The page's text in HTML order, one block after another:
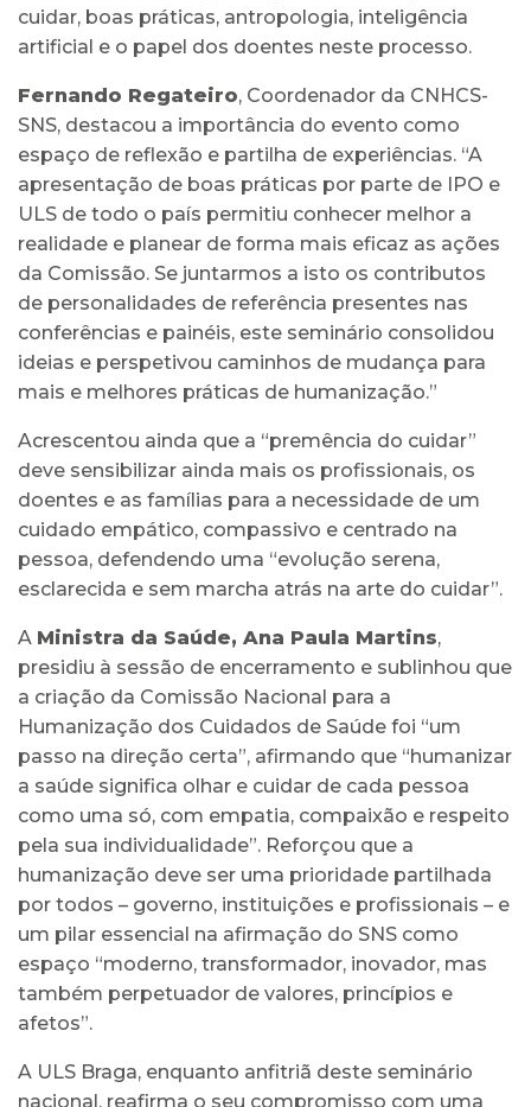
cuidar, boas práticas, antropologia, inteligência
artificial e o papel dos doentes neste processo.
Fernando Regateiro, Coordenador da CNHCS-
SNS, destacou a importância do evento como
espaço de reflexão e partilha de experiências. “A
apresentação de boas práticas por parte de IPO e
ULS de todo o país permitiu conhecer melhor a
realidade e planear de forma mais eficaz as ações
da Comissão. Se juntarmos a isto os contributos
de personalidades de referência presentes nas
conferências e painéis, este seminário consolidou
ideias e perspetivou caminhos de mudança para
mais e melhores práticas de humanização.”
Acrescentou ainda que a “premência do cuidar”
deve sensibilizar ainda mais os profissionais, os
doentes e as famílias para a necessidade de um
cuidado empático, compassivo e centrado na
pessoa, defendendo uma “evolução serena,
esclarecida e sem marcha atrás na arte do cuidar”.
A Ministra da Saúde, Ana Paula Martins,
presidiu à sessão de encerramento e sublinhou que
a criação da Comissão Nacional para a
Humanização dos Cuidados de Saúde foi “um
passo na direção certa”, afirmando que “humanizar
a saúde significa olhar e cuidar de cada pessoa
como uma só, com empatia, compaixão e respeito
pela sua individualidade”. Reforçou que a
humanização deve ser uma prioridade partilhada
por todos – governo, instituições e profissionais – e
um pilar essencial na afirmação do SNS como
espaço “moderno, transformador, inovador, mas
também perpetuador de valores, princípios e
afetos”.
A ULS Braga, enquanto anfitriã deste seminário
nacional, reafirma o seu compromisso com uma